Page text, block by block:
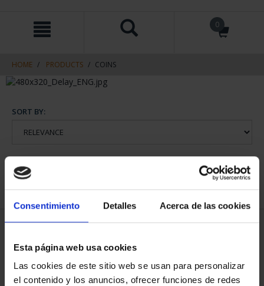
Consentimiento Detalles Acerca de las cookies
Esta página web usa cookies
Las cookies de este sitio web se usan para personalizar
el contenido y los anuncios, ofrecer funciones de redes
navigation
0
HOME PRODUCTS COINS
SORT BY: